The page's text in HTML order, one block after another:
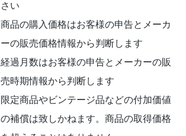
さい
商品の購入価格はお客様の申告とメーカ
ーの販売価格情報から判断します
経過月数はお客様の申告とメーカーの販
売時期情報から判断します
限定商品やビンテージ品などの付加価値
の補償は致しかねます。商品の取得価格